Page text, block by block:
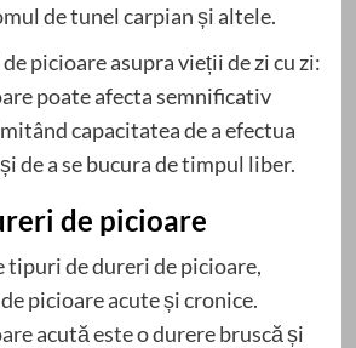
de tunel carpian și altele.
picioare asupra vieții de zi cu zi:
poate afecta semnificativ
capacitatea de a efectua
de a se bucura de timpul liber.
de picioare
tipuri de dureri de picioare,
picioare acute și cronice.
acută este o durere bruscă și